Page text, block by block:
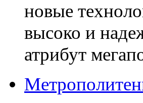
новые
высоко и
атрибут